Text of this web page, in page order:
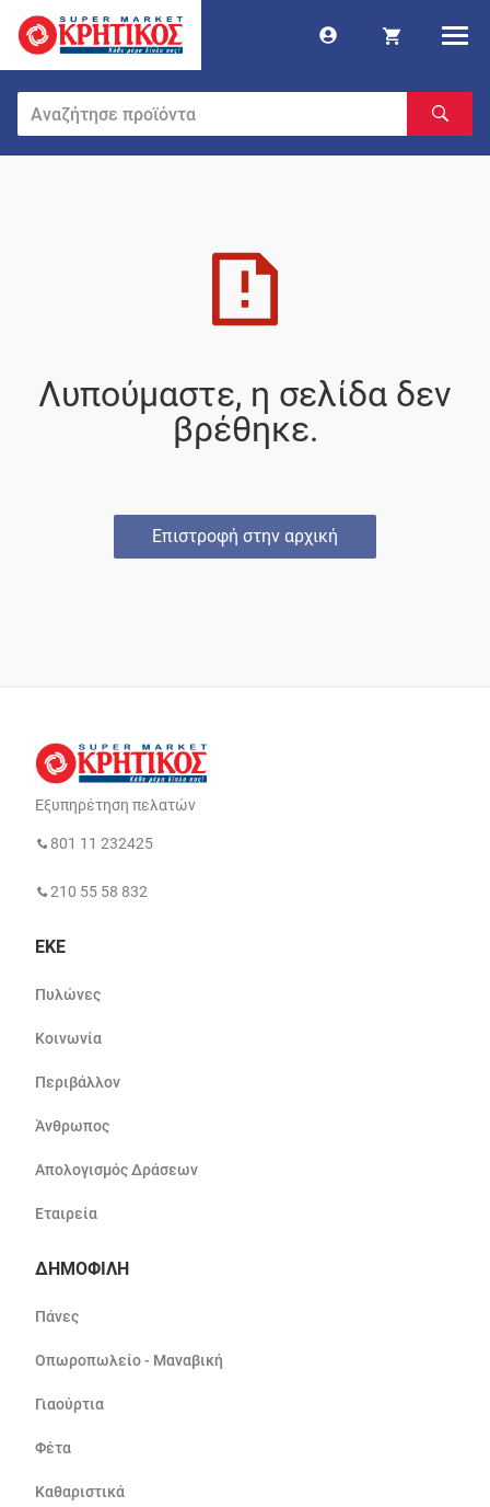
Λυπούμαστε, η σελίδα δεν
βρέθηκε.
Επιστροφή στην αρχική
Εξυπηρέτηση πελατών
801 11 232425
210 55 58 832
ΕΚΕ
Πυλώνες
Κοινωνία
Περιβάλλον
Άνθρωπος
Απολογισμός Δράσεων
Εταιρεία
ΔΗΜΟΦΙΛΗ
Πάνες
Οπωροπωλείο - Μαναβική
Γιαούρτια
Φέτα
Καθαριστικά